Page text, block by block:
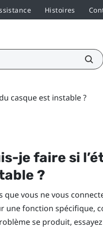
Histoires
casque est instable ?
je faire si
?
que vous ne vous
une fonction spécifique,
se produit,